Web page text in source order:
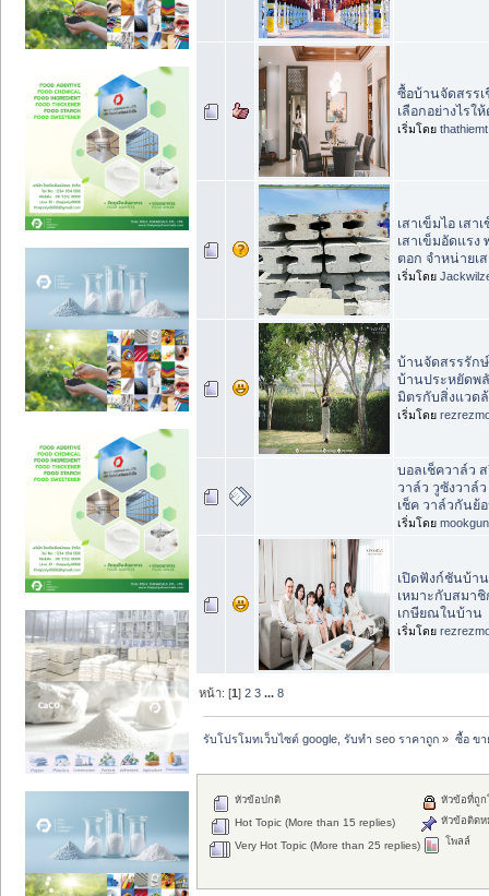
ซื้อบ้านจัดสรรเ
เลือกอย่างไรใ
เริ่มโดย thathiemt
เสาเข็มไอ เส
เสาเข็มอัดแรง
ตอก จำหน่ายเ
เริ่มโดย
บ้านจัดสรรรัก
บ้านประหยัดพ
มิตรกับสิ่งแวด
เริ่มโดย
บอลเช็ควาล์ว
วาล์ว วูซังวาล์
เช็ค วาล์วกันย้
เริ่มโดย
เปิดฟังก์ชันบ้า
เหมาะกับสมา
เกษียณในบ้าน
เริ่มโดย
หน้า: [1]2 3 ...8
รับโปรโมทเว็บไซต์ google, รับทำ seo ราคาถูก » ซื้อ ขา
หัวข้อปกติ
Hot Topic (More than 15 replies)
Very Hot Topic (More than 25 replies)
หัวข้อที่ถู
หัวข้อติดห
โพลล์